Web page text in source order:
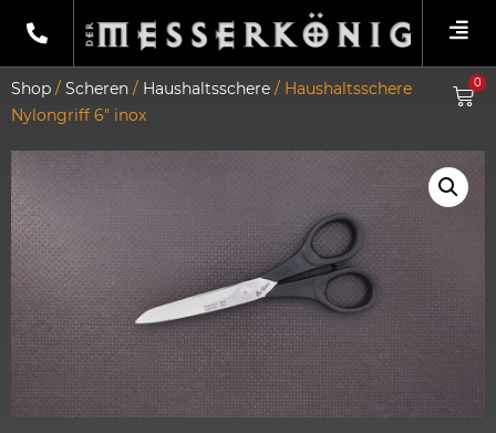
0
Shop / Scheren / Haushaltsschere / Haushaltsschere
Nylongriff 6″ inox